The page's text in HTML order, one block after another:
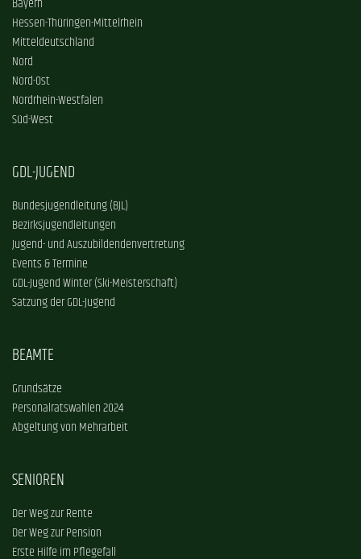
Hessen-Thüringen-Mittelrhein
Mitteldeutschland
Nord
Nord-Ost
Nordrhein-Westfalen
Süd-West
GDL-JUGEND
Bundesjugendleitung (BJL)
Bezirksjugendleitungen
Jugend- und Auszubildendenvertretung
Events & Termine
GDL-Jugend Winter (Ski-Meisterschaft)
Satzung der GDL-Jugend
BEAMTE
Grundsätze
Personalratswahlen 2024
Abgeltung von Mehrarbeit
SENIOREN
Der Weg zur Rente
Der Weg zur Pension
Erste Hilfe im Pflegefall